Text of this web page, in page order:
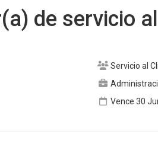
de servicio
Servicio al
Vence 30